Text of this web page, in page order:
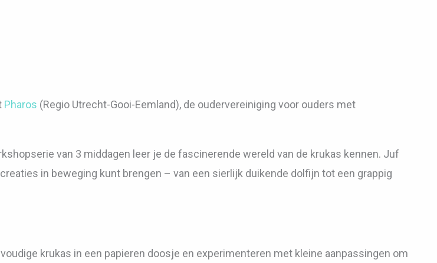
Pharos (Regio Utrecht-Gooi-Eemland), de oudervereiniging voor ouders met
van 3 middagen leer je de fascinerende wereld van de krukas kennen. Juf
in beweging kunt brengen – van een sierlijk duikende dolfijn tot een grappig
krukas in een papieren doosje en experimenteren met kleine aanpassingen om